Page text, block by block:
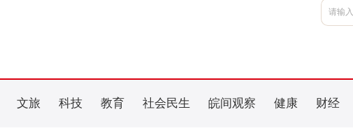
文旅 科技 教育 社会民生 皖间观察 健康 财经